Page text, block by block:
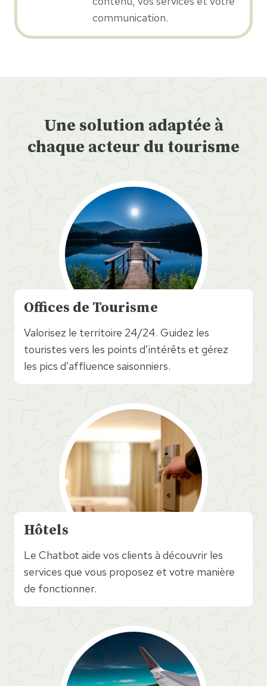
communication.
Une solution adaptée à
chaque acteur du tourisme
Offices de Tourisme
Valorisez le territoire 24/24. Guidez les
touristes vers les points d’intérêts et gérez
les pics d’affluence saisonniers.
Hôtels
Le Chatbot aide vos clients à découvrir les
services que vous proposez et votre manière
de fonctionner.